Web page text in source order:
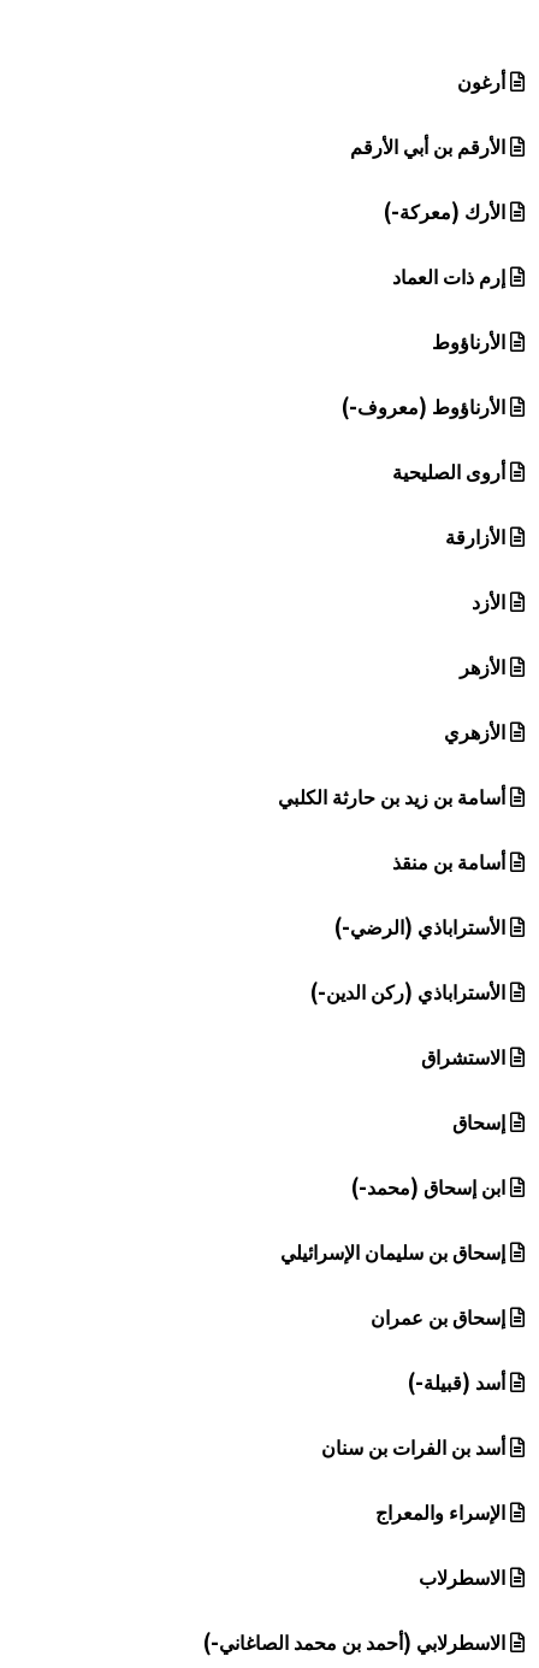
أرغون
الأرقم بن أبي الأرقم
الأرك (معركة-)
إرم ذات العماد
الأرناؤوط
الأرناؤوط (معروف-)
أروى الصليحية
الأزارقة
الأزد
الأزهر
الأزهري
أسامة بن زيد بن حارثة الكلبي
أسامة بن منقذ
الأستراباذي (الرضي-)
الأستراباذي (ركن الدين-)
الاستشراق
إسحاق
ابن إسحاق (محمد-)
إسحاق بن سليمان الإسرائيلي
إسحاق بن عمران
أسد (قبيلة-)
أسد بن الفرات بن سنان
الإسراء والمعراج
الاسطرلاب
الاسطرلابي (أحمد بن محمد الصاغاني-)